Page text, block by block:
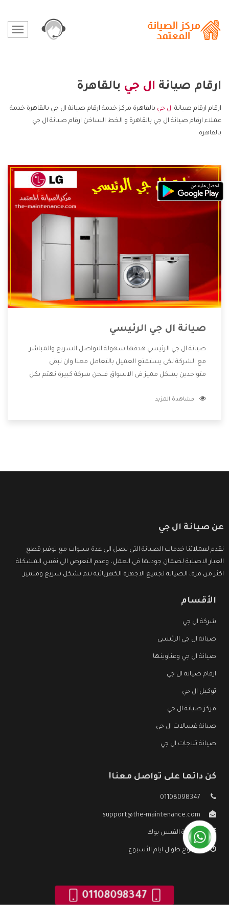
ارقام صيانة ال جي بالقاهرة
ارقام ارقام صيانة ال جي بالقاهرة مركز خدمة ارقام صيانة ال جي بالقاهرة خدمة
عملاء ارقام صيانة ال جي بالقاهرة و الخط الساخن ارقام صيانة ال جي
بالقاهرة.
صيانة ال جي الرئيسي
صيانة ال جي الرئيسي هدفها سهولة التواصل السريع والمباشر
مع الشركة لكى يستمتع العميل بالتعامل معنا وان نبقى
متواجدين بشكل مميز فى الاسواق فنحن شركة كبيرة نهتم بكل
الشركة بها والتى تكون منها خدمة الصيانة التى تكون من أهم
مشاهدة المزيد
عن صيانة ال جي
نقدم لعملائنا خدمات الصيانة التى تصل الى عدة سنوات مع توفير قطع
الغيار الاصلية لضمان جودتها فى العمل، وعدم التعرض الى نفس المشكلة
اكثر من مرة، الصيانة لجميع الاجهزة الكهربائية تتم بشكل سريع ومتميز.
الأقسام
شركة ال جي
صيانة ال جي الرئيسي
صيانة ال جي وعناوينها
ارقام صيانة ال جي
توكيل ال جي
مركز صيانة ال جي
صيانة غسالات ال جي
صيانة ثلاجات ال جي
كن دائما على تواصل معنا!
01108098347
support@the-maintenance.com
صفحة الفيس بوك
مفتوح طوال ايام الأسبوع
01108098347